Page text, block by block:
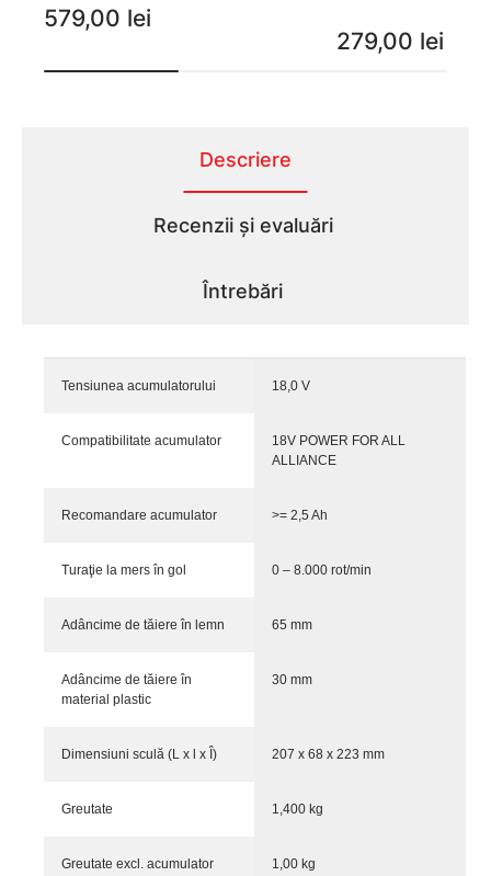
579,00 lei
279,00 lei
Descriere
Recenzii și evaluări
Întrebări
Tensiunea acumulatorului 18,0 V
Compatibilitate acumulator
18V POWER FOR ALL
ALLIANCE
Recomandare acumulator >= 2,5 Ah
Turaţie la mers în gol 0 – 8.000 rot/min
Adâncime de tăiere în lemn 65 mm
Adâncime de tăiere în
material plastic
30 mm
Dimensiuni sculă (L x l x Î) 207 x 68 x 223 mm
Greutate 1,400 kg
Greutate excl. acumulator 1,00 kg